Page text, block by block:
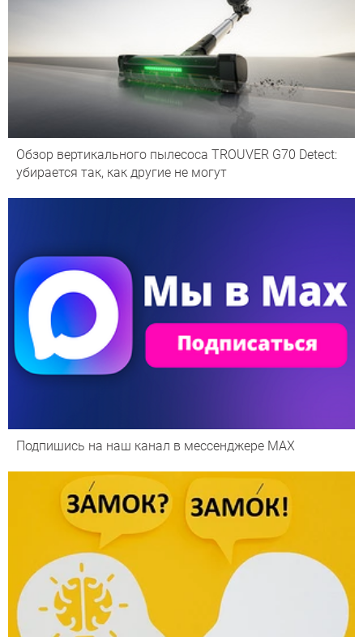
Обзор вертикального пылесоса TROUVER G70 Detect:
убирается так, как другие не могут
Подпишись на наш канал в мессенджере МАХ